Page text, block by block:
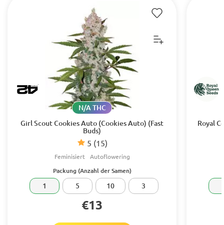
Girl Scout Cookies Auto (Cookies Auto) (Fast
Buds)
5 (15)
N/A THC
Feminisiert Autoflowering
Packung (Anzahl der Samen)
1 5 10 3
€13
Royal